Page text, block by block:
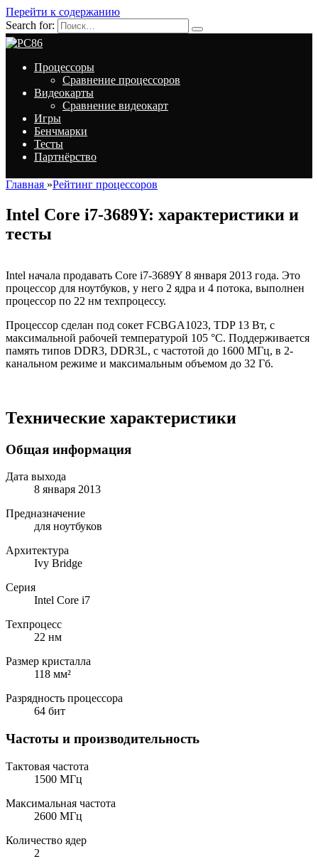
Перейти к содержанию
Search for:
Процессоры
Сравнение процессоров
Видеокарты
Сравнение видеокарт
Игры
Бенчмарки
Тесты
Партнёрство
Главная »Рейтинг процессоров
Intel Core i7-3689Y: характеристики и
тесты
Intel начала продавать Core i7-3689Y 8 января 2013 года. Это
процессор для ноутбуков, у него 2 ядра и 4 потока, выполнен
процессор по 22 нм техпроцессу.
Процессор сделан под сокет FCBGA1023, TDP 13 Вт, с
максимальной рабочей температурой 105 °C. Поддерживается
память типов DDR3, DDR3L, с частотой до 1600 МГц, в 2-
канальном режиме и максимальным объемом до 32 Гб.
Технические характеристики
Общая информация
Дата выхода
8 января 2013
Предназначение
для ноутбуков
Архитектура
Ivy Bridge
Серия
Intel Core i7
Техпроцесс
22 нм
Размер кристалла
118 мм²
Разрядность процессора
64 бит
Частоты и производительность
Тактовая частота
1500 МГц
Максимальная частота
2600 МГц
Количество ядер
2